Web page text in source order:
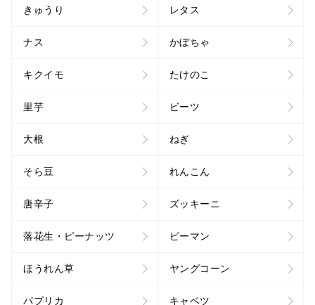
きゅうり レタス
ナス かぼちゃ
キクイモ たけのこ
里芋 ビーツ
大根 ねぎ
そら豆 れんこん
唐辛子 ズッキーニ
落花生・ピーナッツ ピーマン
ほうれん草 ヤングコーン
パプリカ キャベツ